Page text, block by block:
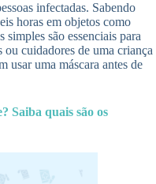
infectadas. Sabendo
horas em objetos como
simples são essenciais para
cuidadores de uma criança
usar uma máscara antes de
Saiba quais são os